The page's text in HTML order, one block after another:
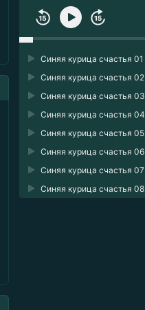
Синяя курица счастья 01
Синяя курица счастья 02
Синяя курица счастья 03
Синяя курица счастья 04
Синяя курица счастья 05
Синяя курица счастья 06
Синяя курица счастья 07
Синяя курица счастья 08